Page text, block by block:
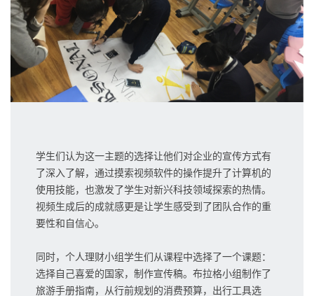
学生们认为这一主题的选择让他们对企业的宣传方式有
了深入了解，通过摸索视频软件的操作提升了计算机的
使用技能，也激发了学生对新兴科技领域探索的热情。
视频生成后的成就感更是让学生感受到了团队合作的重
要性和自信心。
同时，个人理财小组学生们从课程中选择了一个课题：
选择自己喜爱的国家，制作宣传稿。布拉格小组制作了
旅游手册指南，从行前规划的消费预算，出行工具选